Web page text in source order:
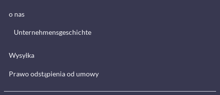
o nas
Unternehmensgeschichte
Wysyłka
Prawo odstąpienia od umowy